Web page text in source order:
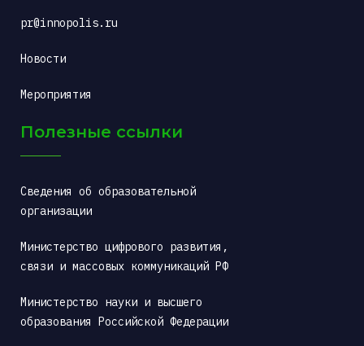
pr@innopolis.ru
Новости
Мероприятия
Полезные ссылки
Сведения об образовательной
организации
Министерство цифрового развития,
связи и массовых коммуникаций РФ
Министерство науки и высшего
образования Российской Федерации